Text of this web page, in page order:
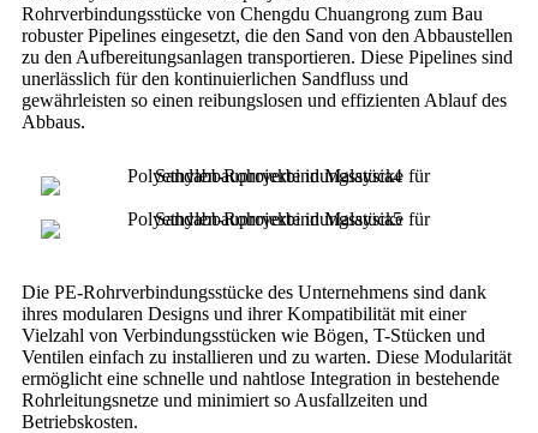
Rohrverbindungsstücke von Chengdu Chuangrong zum Bau
robuster Pipelines eingesetzt, die den Sand von den Abbaustellen
zu den Aufbereitungsanlagen transportieren. Diese Pipelines sind
unerlässlich für den kontinuierlichen Sandfluss und
gewährleisten so einen reibungslosen und effizienten Ablauf des
Abbaus.
Die PE-Rohrverbindungsstücke des Unternehmens sind dank
ihres modularen Designs und ihrer Kompatibilität mit einer
Vielzahl von Verbindungsstücken wie Bögen, T-Stücken und
Ventilen einfach zu installieren und zu warten. Diese Modularität
ermöglicht eine schnelle und nahtlose Integration in bestehende
Rohrleitungsnetze und minimiert so Ausfallzeiten und
Betriebskosten.